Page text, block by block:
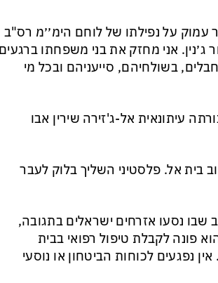
על נפילתו של לוחם הימ׳׳מ רס"ב
אני מחזק את בני משפחתו ברגעים
בשולחיהם, סייעניהם ובכל מי
עיתונאית אל-ג'זירה שירין אבו
בית אל. פלסטיני השליך בלוק לעבר
נסעו אזרחים ישראלים בתגובה,
פונה לקבלת טיפול רפואי בבית
נפגעים לכוחות הביטחון או נוסעי